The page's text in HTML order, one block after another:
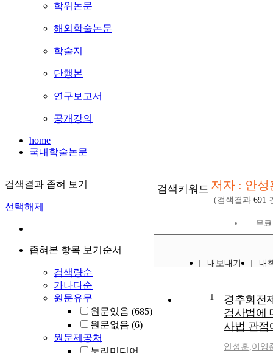
학위논문
해외학술논문
학술지
단행본
연구보고서
공개강의
home
국내학술논문
검색결과 좁혀 보기
선택해제
좁혀본 항목 보기순서
검색량순
가나다순
원문유무
원문있음 (685)
원문없음 (6)
원문제공처
검색키워드 저자 : 안성
(검색결과 691
무료
내보내기 내
1
경추회전
검사법에
사법 관점
안성훈,이영